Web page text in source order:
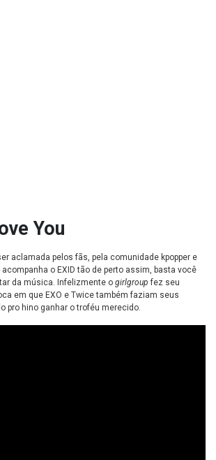
You
aclamada pelos fãs, pela comunidade kpopper e
o EXID tão de perto assim, basta você
da música. Infelizmente o girlgroup fez seu
em que EXO e Twice também faziam seus
pro hino ganhar o troféu merecido.